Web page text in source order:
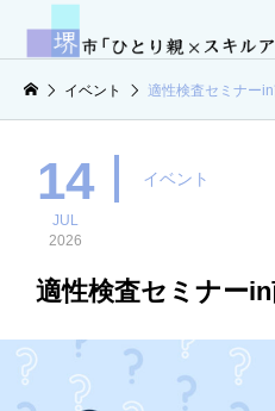
イベント 適性検査セミナー
14
JUL
2026
イベント
適性検査セミナー